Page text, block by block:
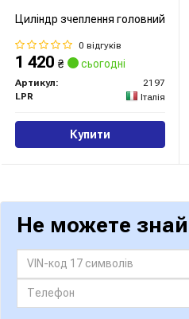
Циліндр зчеплення головний
0 відгуків
1 420 ₴ сьогодні
Артикул:
2197
LPR
Італія
Купити
Не можете